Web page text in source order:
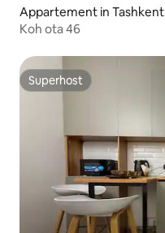
Appartement in Tashkent
Koh ota 46
Superhost
Superhost